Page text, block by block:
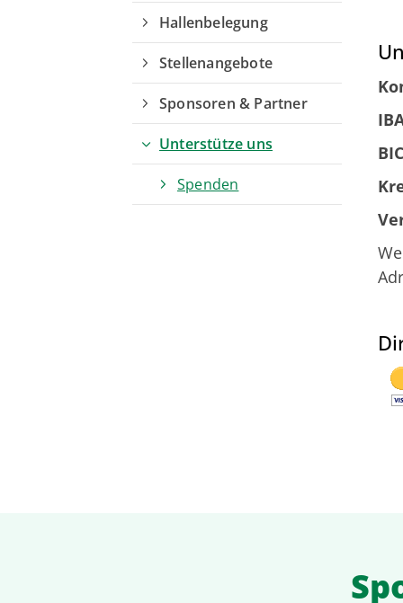
Hallenbelegung
Stellenangebote
Sponsoren & Partner
Unterstütze uns
Spenden
Sportangebote finden
Sportsuche
Sparten
Fußball